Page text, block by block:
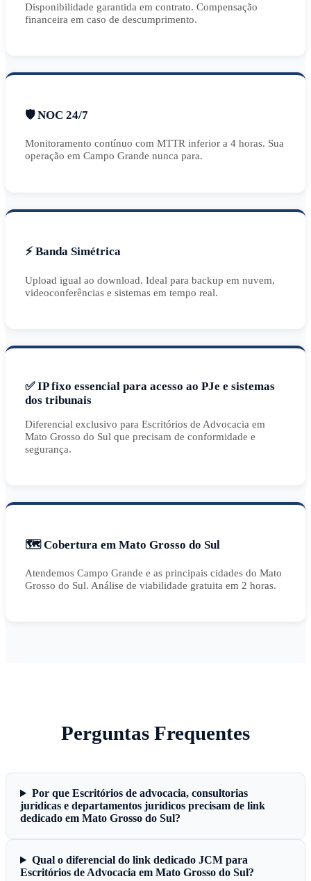
Disponibilidade garantida em contrato. Compensação
financeira em caso de descumprimento.
🛡️ NOC 24/7
Monitoramento contínuo com MTTR inferior a 4 horas. Sua
operação em Campo Grande nunca para.
⚡ Banda Simétrica
Upload igual ao download. Ideal para backup em nuvem,
videoconferências e sistemas em tempo real.
✅ IP fixo essencial para acesso ao PJe e sistemas
dos tribunais
Diferencial exclusivo para Escritórios de Advocacia em
Mato Grosso do Sul que precisam de conformidade e
segurança.
🗺️ Cobertura em Mato Grosso do Sul
Atendemos Campo Grande e as principais cidades do Mato
Grosso do Sul. Análise de viabilidade gratuita em 2 horas.
Perguntas Frequentes
Por que Escritórios de advocacia, consultorias
jurídicas e departamentos jurídicos precisam de link
dedicado em Mato Grosso do Sul?
Qual o diferencial do link dedicado JCM para
Escritórios de Advocacia em Mato Grosso do Sul?